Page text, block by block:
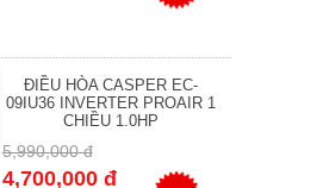
ĐIỀU HÒA CASPER EC-
09IU36 INVERTER PROAIR 1
CHIỀU 1.0HP
5,990,000 đ
4,700,000 đ